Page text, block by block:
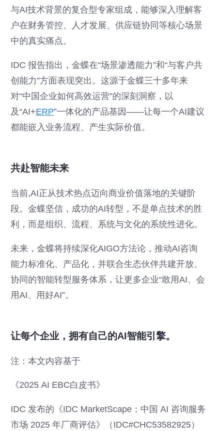
与AI技术背景的复合型专家组成，能够深入理解客
户在财务管控、人才发展、供应链协同等核心场景
中的真实痛点。
IDC 报告指出，金蝶在“场景渗透能力”和“与客户共
创能力”方面表现突出。这源于金蝶三十多年来
对“中国企业如何高效运营”的深刻洞察，以
及“AI+ERP”一体化的产品基因——让每一个AI建议
都能嵌入业务流程、产生实际价值。
共赴智能未来
当前,AI正从技术热点迈向商业价值落地的关键阶
段。金蝶坚信，成功的AI转型，不是单点技术的胜
利，而是组织、流程、系统与文化的系统性进化。
未来，金蝶将持续深化AIGO方法论，推动AI咨询
能力标准化、产品化，并联合生态伙伴共建开放、
协同的智能转型服务体系，让更多企业“敢用AI、会
用AI、用好AI”。
让每个企业，拥有自己的AI智能引擎。
注：本文内容基于
《2025 AI EBC白皮书》
IDC 发布的《IDC MarketScape：中国 AI 咨询服务
市场 2025 年厂商评估》（IDC#CHC53582925）